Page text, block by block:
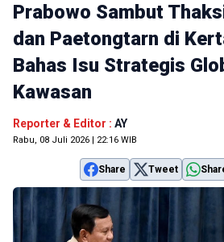
Prabowo Sambut
dan Paetongtarn di
Bahas Isu Strategis
Kawasan
Reporter & Editor : AY
Rabu, 08 Juli 2026 | 22:16 WIB
Share Tweet